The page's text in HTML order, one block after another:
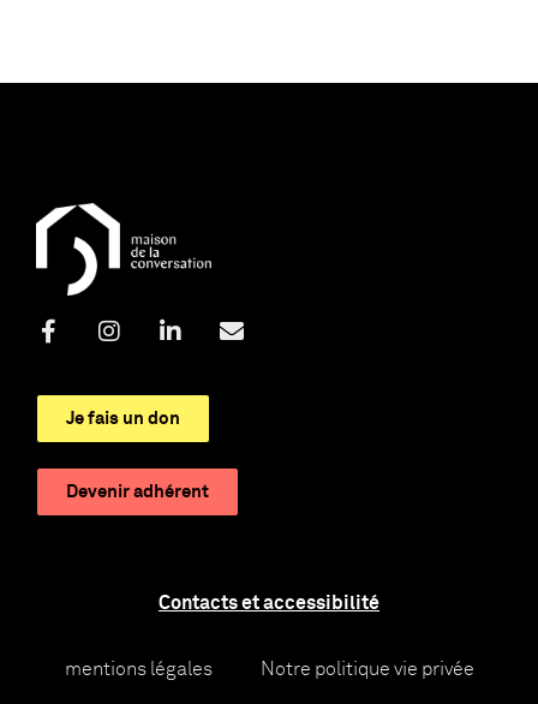
Je fais un don
Devenir adhérent
Contacts et accessibilité
mentions légales Notre politique vie privée